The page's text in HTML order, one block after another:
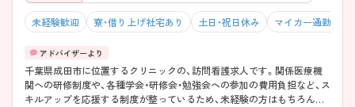
未経験歓迎 寮・借り上げ社宅あり 土日・祝日休み マイカー通勤可・
千葉県成田市に位置するクリニックの、訪問看護求人です。関係医療機
関への研修制度や、各種学会・研修会・勉強会への参加の費用負担など、ス
キルアップを応援する制度が整っているため、未経験の方はもちろん更